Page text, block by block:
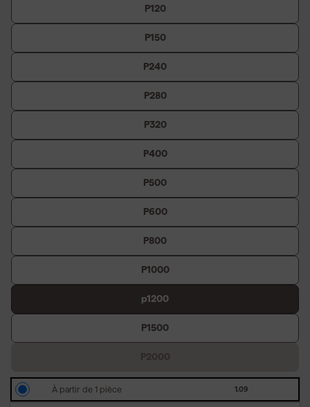
P120
P150
P240
P280
P320
P400
P500
P600
P800
P1000
p1200
P1500
À partir de 1 pièce 1.09